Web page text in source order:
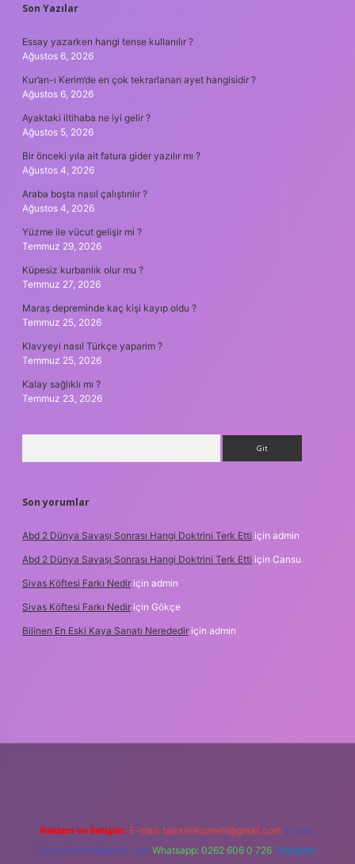
Son Yazılar
Essay yazarken hangi tense kullanılır ?
Ağustos 6, 2026
Kur’an-ı Kerim’de en çok tekrarlanan ayet hangisidir ?
Ağustos 6, 2026
Ayaktaki iltihaba ne iyi gelir ?
Ağustos 5, 2026
Bir önceki yıla ait fatura gider yazılır mı ?
Ağustos 4, 2026
Araba boşta nasıl çalıştırılır ?
Ağustos 4, 2026
Yüzme ile vücut gelişir mi ?
Temmuz 29, 2026
Küpesiz kurbanlık olur mu ?
Temmuz 27, 2026
Maraş depreminde kaç kişi kayıp oldu ?
Temmuz 25, 2026
Klavyeyi nasıl Türkçe yaparim ?
Temmuz 25, 2026
Kalay sağlıklı mı ?
Temmuz 23, 2026
Son yorumlar
Abd 2 Dünya Savaşı Sonrası Hangi Doktrini Terk Etti için admin
Abd 2 Dünya Savaşı Sonrası Hangi Doktrini Terk Etti için Cansu
Sivas Köftesi Farkı Nedir için admin
Sivas Köftesi Farkı Nedir için Gökçe
Bilinen En Eski Kaya Sanatı Nerededir için admin
Reklam ve İletişim: E-mail: backlinkpaneli@gmail.com Teams:
forumhizmeti@gmail.com Whatsapp: 0262 606 0 726 Telegram: